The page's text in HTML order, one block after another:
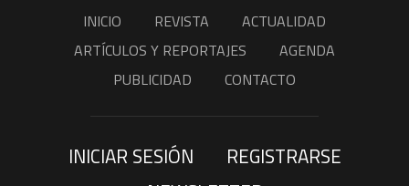
INICIO REVISTA
ACTUALIDAD
ARTÍCULOS Y REPORTAJES
AGENDA
PUBLICIDAD
CONTACTO
INICIAR SESIÓN
REGISTRARSE